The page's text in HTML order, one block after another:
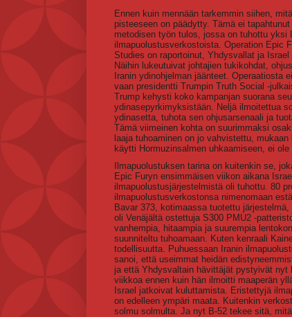
Ennen kuin mennään tarkemmin siihen,
pisteeseen on päädytty. Tämä ei
metodisen työn tulos, jossa on tuhottu
ilmapuolustusverkostoista. Operation Epic
Studies on raportoinut, Yhdysvallat ja
Näihin lukeutuivat johtajien tukikohdat,
Iranin ydinohjelman jäänteet. Operaatiosta
vaan presidentti Trumpin Truth Social -
Trump kehysti koko kampanjan suorana
ydinasepyrkimyksistään. Neljä ilmoitettua
ydinasetta, tuhota sen ohjusarsenaali ja
Tämä viimeinen kohta on suurimmaksi
laaja tuhoaminen on jo vahvistettu,
käytti Hormuzinsalmen uhkaamiseen, ei
Ilmapuolustuksen tarina on kuitenkin se,
Epic Furyn ensimmäisen viikon aikana
ilmapuolustusjärjestelmistä oli tuhottu. 80
ilmapuolustusverkostonsa nimenomaan
Bavar 373, kotimaassa tuotettu
oli Venäjältä ostettuja S300 PMU2 -
vanhempia, hitaampia ja suurempia
suunniteltu tuhoamaan. Kuten kenraali
todellisuutta. Puhuessaan Iranin
sanoi, että useimmat heidän
ja että Yhdysvaltain hävittäjät pystyivät nyt
viikkoa ennen kuin hän ilmoitti maaperän
Israel jatkoivat kuluttamista. Eristettyjä
on edelleen ympäri maata. Kuitenkin
solmu solmulta. Ja nyt B-52 tekee sitä,